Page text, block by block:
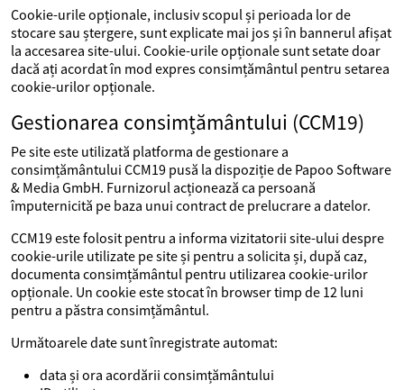
Cookie-urile opționale, inclusiv scopul și perioada lor de
stocare sau ștergere, sunt explicate mai jos și în bannerul afișat
la accesarea site-ului. Cookie-urile opționale sunt setate doar
dacă ați acordat în mod expres consimțământul pentru setarea
cookie-urilor opționale.
Gestionarea consimțământului (CCM19)
Pe site este utilizată platforma de gestionare a
consimțământului CCM19 pusă la dispoziție de Papoo Software
& Media GmbH. Furnizorul acționează ca persoană
împuternicită pe baza unui contract de prelucrare a datelor.
CCM19 este folosit pentru a informa vizitatorii site-ului despre
cookie-urile utilizate pe site și pentru a solicita și, după caz,
documenta consimțământul pentru utilizarea cookie-urilor
opționale. Un cookie este stocat în browser timp de 12 luni
pentru a păstra consimțământul.
Următoarele date sunt înregistrate automat:
data și ora acordării consimțământului